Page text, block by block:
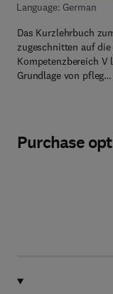
Language: German
Das Kurzlehrbuch
zugeschnitten auf
Kompetenzbereich V
Grundlage von pfleg…
Purchase